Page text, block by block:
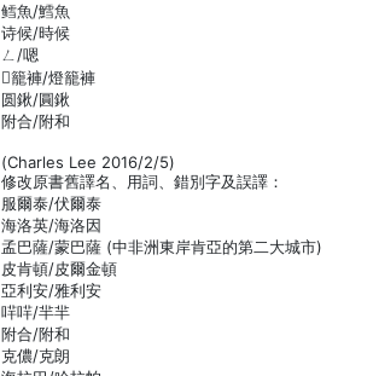
鳕魚/鱈魚
诗候/時候
ㄥ/嗯
񐑏籠褲/燈籠褲
圆鍬/圓鍬
附合/附和
(Charles Lee 2016/2/5)
修改原書舊譯名、用詞、錯別字及誤譯：
服爾泰/伏爾泰
海洛英/海洛因
孟巴薩/蒙巴薩 (中非洲東岸肯亞的第二大城市)
皮肯頓/皮爾金頓
亞利安/雅利安
哶哶/羋羋
附合/附和
克儂/克朗